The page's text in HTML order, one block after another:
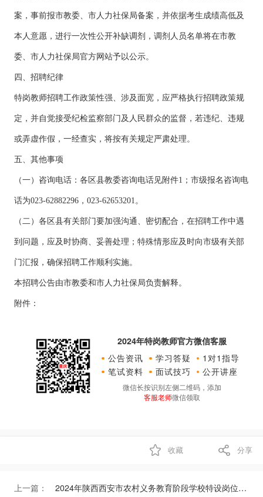
案，事前报市教委、市人力社保局备案，并依据考生成绩高低及
本人意愿，进行一次性公开补缺调剂，调剂人员名单将在市教
委、市人力社保局官方网站予以公示。
四、招聘纪律
特岗教师招聘工作政策性强、涉及面宽，应严格执行招聘政策规
定，并自觉接受纪检监察部门及人民群众的监督，若违纪、违规
或弄虚作假，一经查实，将按有关规定严肃处理。
五、其他事项
（一）咨询电话：各区县教委咨询电话见附件1；市级报名咨询电
话为023-62882296，023-62653201。
（二）各区县有关部门要加强沟通、密切配合，在招聘工作中遇
到问题，应及时协商、妥善处理；特殊情形应及时向市级有关部
门汇报，确保招聘工作顺利实施。
本招聘公告由市教委和市人力社保局负责解释。
附件：
2024年特岗教师官方微信客服
公告资讯
学习答疑
1对1指导
笔试资料
面试技巧 公开讲座
微信长按识别左侧二维码，添加
客服老师微信领取
收藏 分享
上一篇： 2024年陕西西安市农村义务教育阶段学校特设岗位教师招聘公告（75人）